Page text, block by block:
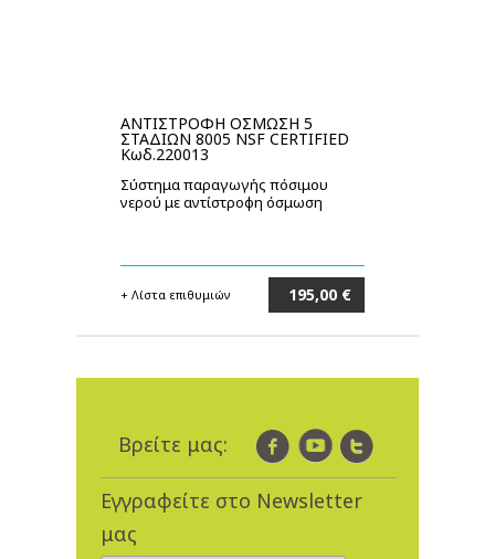
ΑΝΤΙΣΤΡΟΦΗ ΟΣΜΩΣΗ 5
ΣΤΑΔΙΩΝ 8005 NSF CERTIFIED
Κωδ.220013
Σύστημα παραγωγής πόσιμου
νερού με αντίστροφη όσμωση
+ Λίστα επιθυμιών 195,00 €
Βρείτε μας:
Εγγραφείτε στο Newsletter
μας